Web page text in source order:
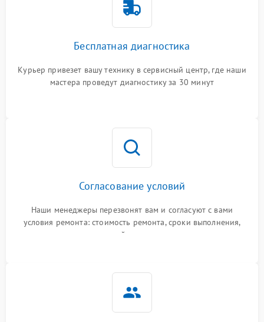
Бесплатная диагностика
Курьер привезет вашу технику в сервисный центр, где наши
мастера проведут диагностику за 30 минут
Согласование условий
Наши менеджеры перезвонят вам и согласуют с вами
условия ремонта: стоимость ремонта, сроки выполнения,
гарантийные условия